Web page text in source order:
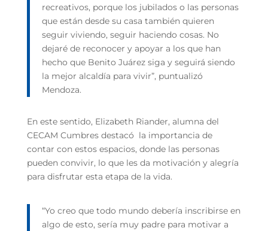
recreativos, porque los jubilados o las personas
que están desde su casa también quieren
seguir viviendo, seguir haciendo cosas. No
dejaré de reconocer y apoyar a los que han
hecho que Benito Juárez siga y seguirá siendo
la mejor alcaldía para vivir”, puntualizó
Mendoza.
En este sentido, Elizabeth Riander, alumna del
CECAM Cumbres destacó la importancia de
contar con estos espacios, donde las personas
pueden convivir, lo que les da motivación y alegría
para disfrutar esta etapa de la vida.
“Yo creo que todo mundo debería inscribirse en
algo de esto, sería muy padre para motivar a